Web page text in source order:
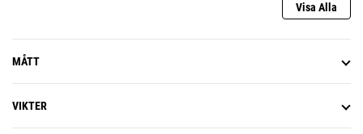
Visa Alla
MÅTT
VIKTER